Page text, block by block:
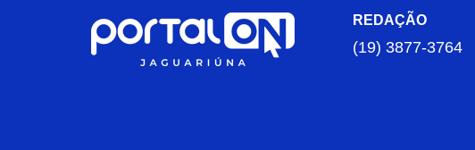
REDAÇÃO
(19) 3877-3764